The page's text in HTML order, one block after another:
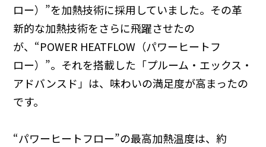
ロー）”を加熱技術に採用していました。その革
新的な加熱技術をさらに飛躍させたの
が、“POWER HEATFLOW（パワーヒートフ
ロー）”。それを搭載した「プルーム・エックス・
アドバンスド」は、味わいの満足度が高まったの
です。
“パワーヒートフロー”の最高加熱温度は、約